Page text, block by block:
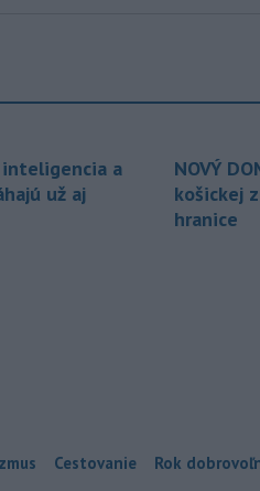
inteligencia a
už aj
NOVÝ
košickej
hranice
Cestovanie Rok